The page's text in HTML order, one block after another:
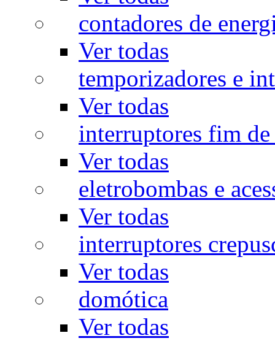
contadores de
Ver todas
temporizadores e
Ver todas
interruptores fim de
Ver todas
eletrobombas e
Ver todas
interruptores
Ver todas
domótica
Ver todas